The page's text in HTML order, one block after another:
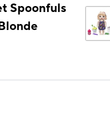
Spoonfuls